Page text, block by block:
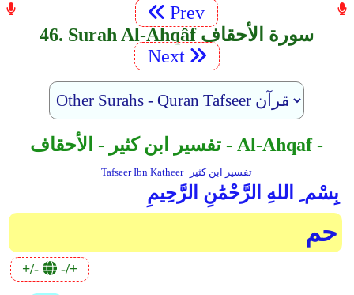
Prev
46. Surah Al-Ahqâf سورة الأحقاف
Next
تفسير ابن كثير - الأحقاف - Al-Ahqaf -
Tafseer Ibn Katheer تفسير ابن كثير
بِسْم ِ اللهِ الرَّحْمَٰنِ الرَّحِيمِ
حم
+/- -/+